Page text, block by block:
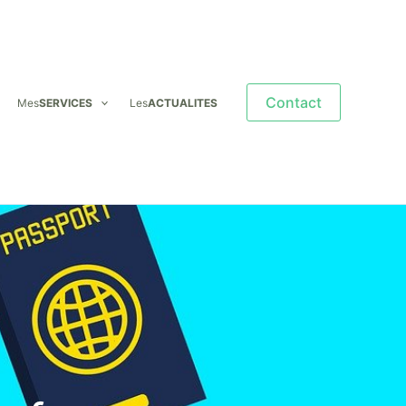
MesSERVICES LesACTUALITES Contact